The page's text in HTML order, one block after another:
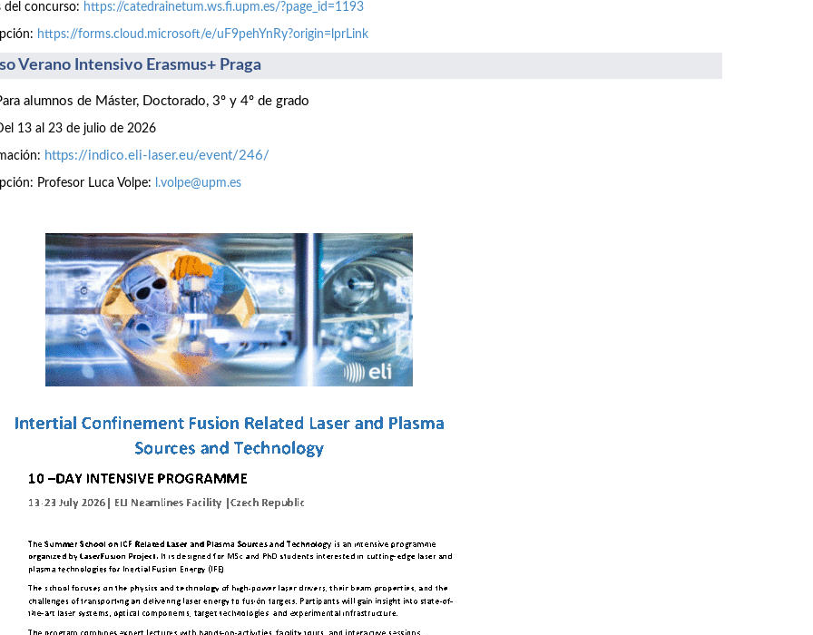
del concurso: https://catedrainetum.ws.fi.upm.es/?page_id=1193
https://forms.cloud.microsoft/e/uF9pehYnRy?origin=lprLink
Verano Intensivo Erasmus+ Praga
alumnos de Máster, Doctorado, 3º y 4º de grado
13 al 23 de julio de 2026
https://indico.eli-laser.eu/event/246/
Profesor Luca Volpe: l.volpe@upm.es